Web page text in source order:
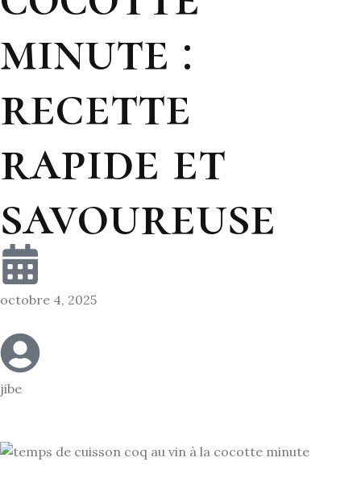
minute :
recette
rapide et
savoureuse
octobre 4, 2025
jibe